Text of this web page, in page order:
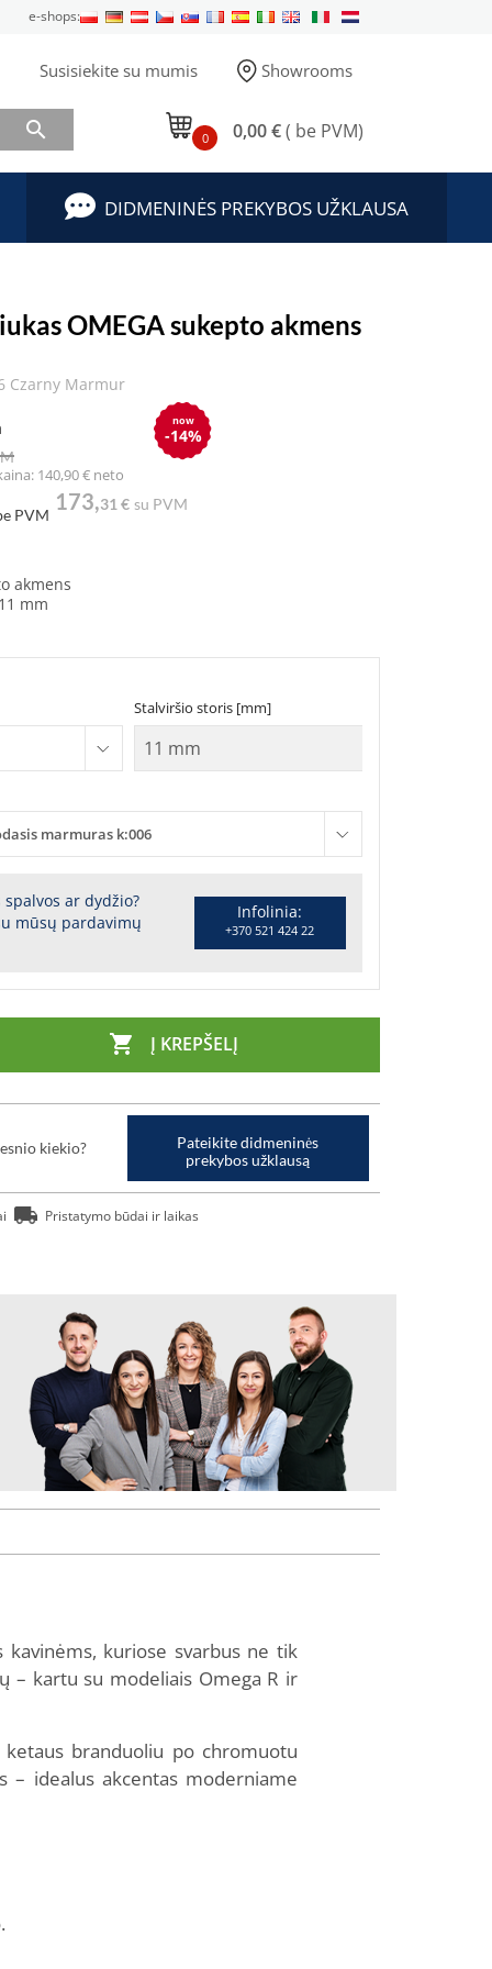
e-shops:
Susisiekite su mumis Showrooms
 0 0,00 €( be PVM)
DIDMENINĖS PREKYBOS UŽKLAUSA
OMEGA sukepto akmens
Czarny Marmur
now
-14%
140,90 € neto
PVM
173,31 € su PVM
akmens
11 mm
marmuras k:006
spalvos ar dydžio?
mūsų pardavimų
Infolinia:
+370 521 424 22
Stalviršio storis [mm]
 Į KREPŠELĮ
kiekio?
Pateikite didmeninės
prekybos užklausą
Pristatymo būdai ir laikas
kavinėms, kuriose svarbus ne tik
– kartu su modeliais Omega R ir
branduoliu po chromuotu
– idealus akcentas moderniame